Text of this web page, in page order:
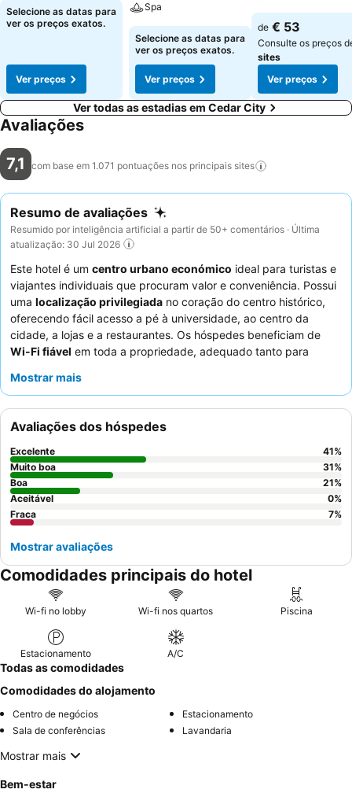
Selecione as datas para
ver os preços exatos.
Ver preços
Spa
Selecione as datas para
ver os preços exatos.
Ver preços
de € 53
Consulte os preços
sites
Ver preços
Ver todas as estadias em Cedar City
Avaliações
7,1 com base em 1.071 pontuações nos principais sites
Resumo de avaliações
Resumido por inteligência artificial a partir de 50+ comentários · Última
atualização: 30 Jul 2026
Este hotel é um centro urbano económico ideal para turistas e
viajantes individuais que procuram valor e conveniência. Possui
uma localização privilegiada no coração do centro histórico,
oferecendo fácil acesso a pé à universidade, ao centro da
cidade, a lojas e a restaurantes. Os hóspedes beneficiam de
Wi-Fi fiável em toda a propriedade, adequado tanto para
consistentemente elogios pela sua simpatia excecional e
uma experiência mais tranquila, os hóspedes podem considerar
solicitar um quarto virado para longe da rua principal.
Mostrar mais
Avaliações dos hóspedes
Excelente 41%
Muito boa
31%
Boa
21%
Aceitável
0%
Fraca
7%
Mostrar avaliações
Comodidades principais do hotel
Wi-fi no lobby Wi-fi nos quartos Piscina
Estacionamento A/C
Todas as comodidades
Comodidades do alojamento
Centro de negócios
Estacionamento
Sala de conferências
Lavandaria
Mostrar mais
Bem-estar